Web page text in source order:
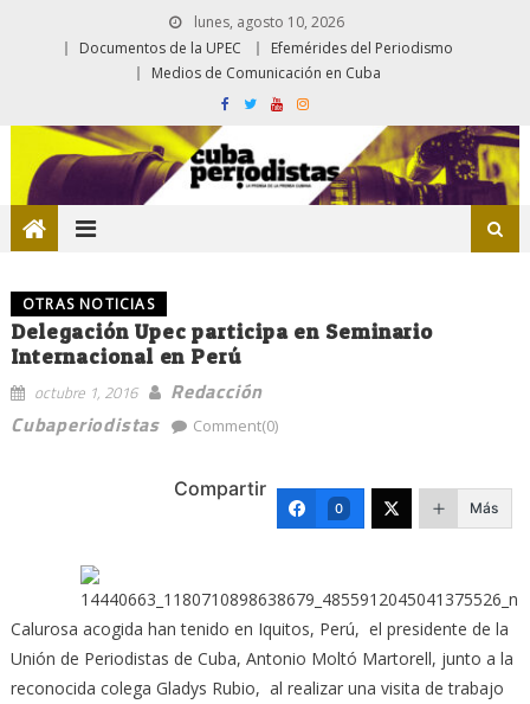
lunes, agosto 10, 2026
Documentos de la UPEC
Efemérides del Periodismo
Medios de Comunicación en Cuba
OTRAS NOTICIAS
Delegación Upec participa en Seminario
Internacional en Perú
octubre 1, 2016
Redacción
Cubaperiodistas
Comment(0)
Compartir
0 Más
Calurosa acogida han tenido en Iquitos, Perú, el presidente de la
Unión de Periodistas de Cuba, Antonio Moltó Martorell, junto a la
reconocida colega Gladys Rubio, al realizar una visita de trabajo